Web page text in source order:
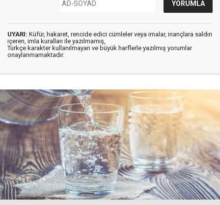
UYARI: Küfür, hakaret, rencide edici cümleler veya imalar, inançlara saldırı
içeren, imla kuralları ile yazılmamış,
Türkçe karakter kullanılmayan ve büyük harflerle yazılmış yorumlar
onaylanmamaktadır.